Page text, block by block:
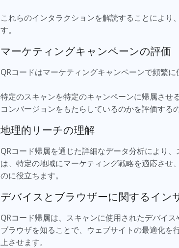
これらのインタラクションを解読することにより
す。
マーケティングキャンペーンの評価
QRコードはマーケティングキャンペーンで頻繁
特定のスキャンを特定のキャンペーンに帰属させ
コンバージョンをもたらしているのかを評価する
地理的リーチの理解
QRコード帰属を通じた詳細なデータ分析により
は、特定の地域にマーケティング戦略を適応さ
のに役立ちます。
デバイスとブラウザーに関するイン
QRコード帰属は、スキャンに使用されたデバイ
ブラウザを知ることで、ウェブサイトの最適化
上させます。